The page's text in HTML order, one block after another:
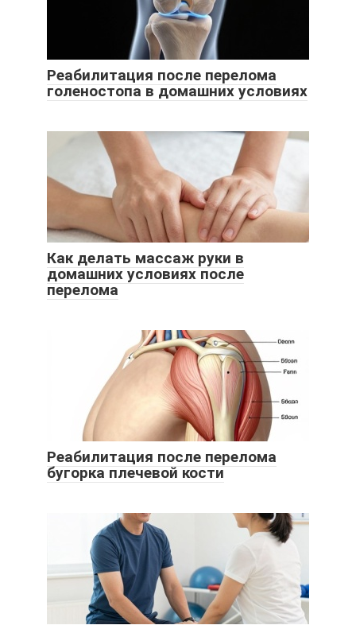
Реабилитация после перелома
голеностопа в домашних условиях
Как делать массаж руки в
домашних условиях после
перелома
Реабилитация после перелома
бугорка плечевой кости